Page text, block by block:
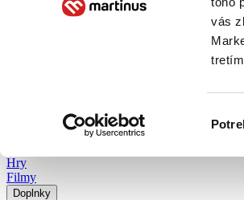
vás
Hry
Filmy
Doplnky